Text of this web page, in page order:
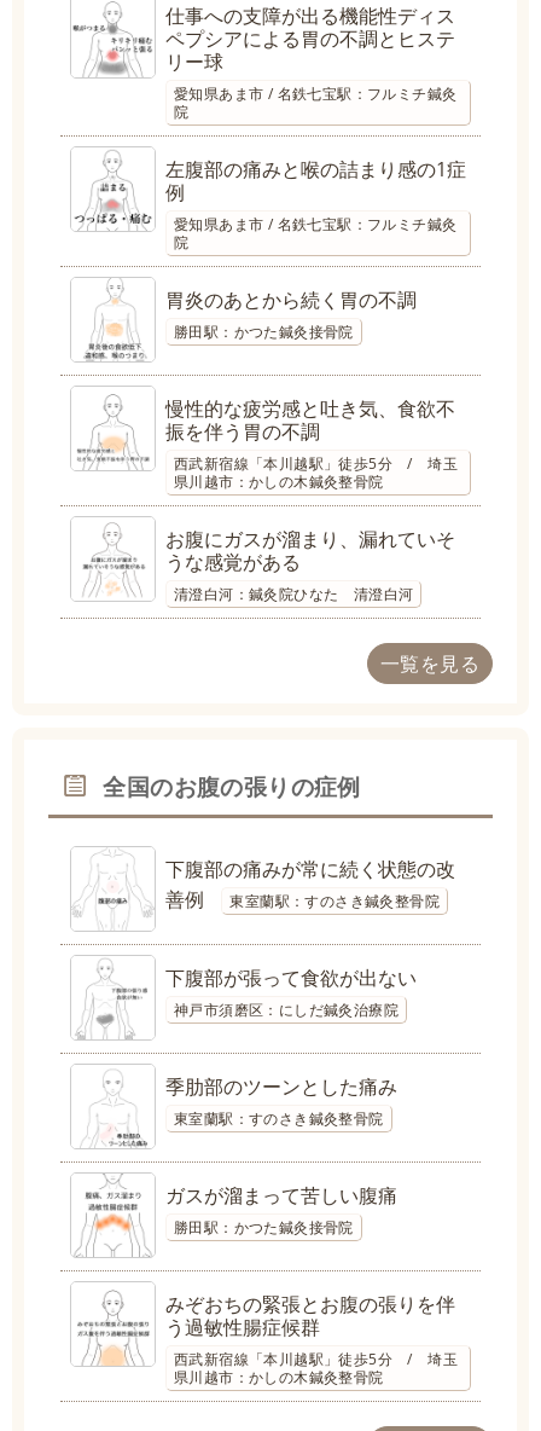
仕事への支障が出る機能性ディス
ペプシアによる胃の不調とヒステ
リー球
愛知県あま市 / 名鉄七宝駅：フルミチ鍼灸
院
左腹部の痛みと喉の詰まり感の1症
例
愛知県あま市 / 名鉄七宝駅：フルミチ鍼灸
院
胃炎のあとから続く胃の不調
勝田駅：かつた鍼灸接骨院
慢性的な疲労感と吐き気、食欲不
振を伴う胃の不調
西武新宿線「本川越駅」徒歩5分 / 埼玉
県川越市：かしの木鍼灸整骨院
お腹にガスが溜まり、漏れていそ
うな感覚がある
清澄白河：鍼灸院ひなた 清澄白河
一覧を見る
全国のお腹の張りの症例
下腹部の痛みが常に続く状態の改
善例
東室蘭駅：すのさき鍼灸整骨院
下腹部が張って食欲が出ない
神戸市須磨区：にしだ鍼灸治療院
季肋部のツーンとした痛み
東室蘭駅：すのさき鍼灸整骨院
ガスが溜まって苦しい腹痛
勝田駅：かつた鍼灸接骨院
みぞおちの緊張とお腹の張りを伴
う過敏性腸症候群
西武新宿線「本川越駅」徒歩5分 / 埼玉
県川越市：かしの木鍼灸整骨院